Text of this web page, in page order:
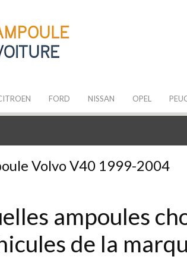
FORD NISSAN OPEL
Volvo V40 1999-2004
ampoules
de la